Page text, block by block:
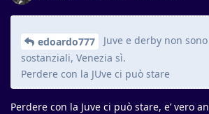
edoardo777
Juve e derby non
sostanziali, Venezia sì.
Perdere con la JUve ci può stare
Perdere con la Juve ci può stare, e’ vero